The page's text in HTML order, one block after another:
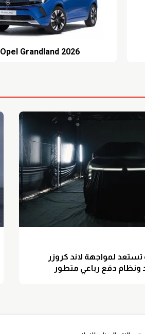
Opel Grandland 2026
الجديدة تستعد لمواجهة لاند كروزر
ونظام دفع رباعي متطور